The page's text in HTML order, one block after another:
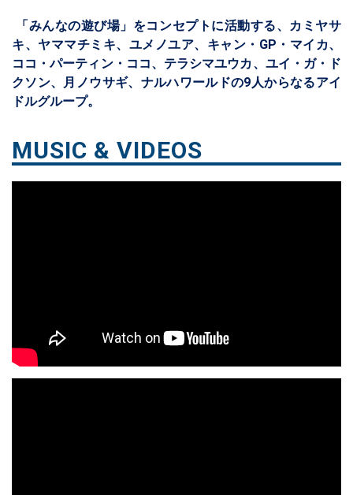
「みんなの遊び場」をコンセプトに活動する、カミヤサ
キ、ヤママチミキ、ユメノユア、キャン・GP・マイカ、
ココ・パーティン・ココ、テラシマユウカ、ユイ・ガ・ド
クソン、月ノウサギ、ナルハワールドの9人からなるアイ
ドルグループ。
MUSIC & VIDEOS